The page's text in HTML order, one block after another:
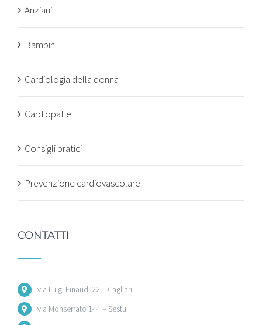
Anziani
Bambini
Cardiologia della donna
Cardiopatie
Consigli pratici
Prevenzione cardiovascolare
CONTATTI
via Luigi Einaudi 22 – Cagliari
via Monserrato 144 – Sestu